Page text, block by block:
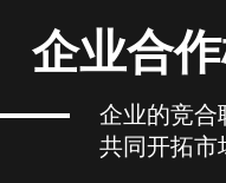
企业合
企业的竞合
共同开拓市